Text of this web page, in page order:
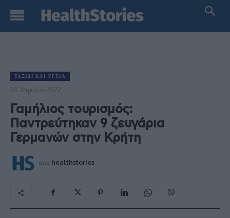
ΤΑΞΊΔΙ ΚΑΙ ΥΓΕΊΑ
20 Απριλίου 2022
Γαμήλιος τουρισμός:
Παντρεύτηκαν 9 ζευγάρια
Γερμανών στην Κρήτη
από healthstories